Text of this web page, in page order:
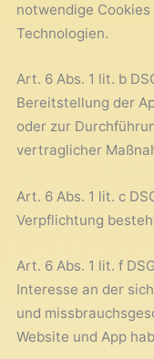
notwendige
Technologien.
Art. 6 Abs. 1 lit. b
Bereitstellung der
oder zur
vertraglicher
Art. 6 Abs. 1 lit. c
Verpflichtung
Art. 6 Abs. 1 lit. f
Interesse an der
und
Website und App